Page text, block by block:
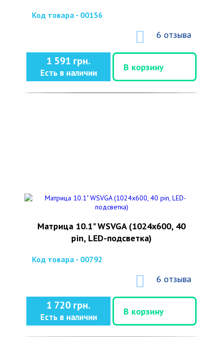
Код товара - 00156
6 отзыва
1 591 грн.
Есть в наличии
В корзину
Матрица 10.1" WSVGA (1024x600, 40
pin, LED-подсветка)
Код товара - 00792
6 отзыва
1 720 грн.
Есть в наличии
В корзину